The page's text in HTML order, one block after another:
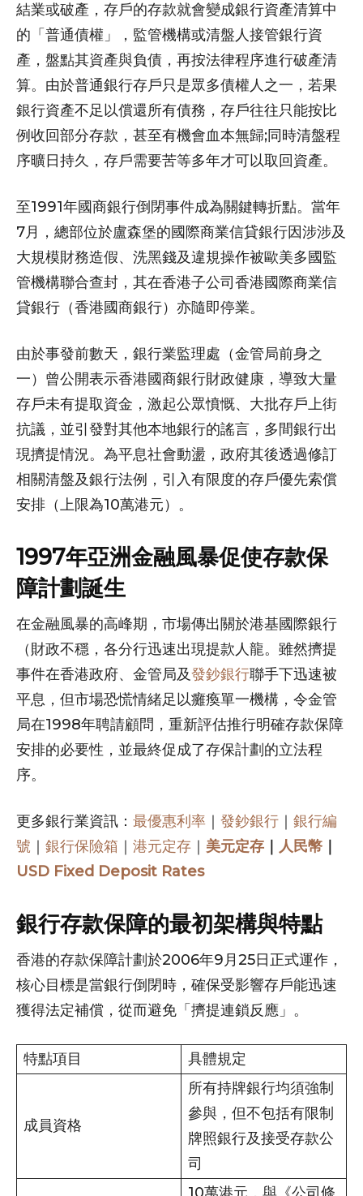
結業或破產，存戶的存款就會變成銀行資產清算中
的「普通債權」，監管機構或清盤人接管銀行資
產，盤點其資產與負債，再按法律程序進行破產清
算。由於普通銀行存戶只是眾多債權人之一，若果
銀行資產不足以償還所有債務，存戶往往只能按比
例收回部分存款，甚至有機會血本無歸;同時清盤程
序曠日持久，存戶需要苦等多年才可以取回資產。
至1991年國商銀行倒閉事件成為關鍵轉折點。當年
7月，總部位於盧森堡的國際商業信貸銀行因涉涉及
大規模財務造假、洗黑錢及違規操作被歐美多國監
管機構聯合查封，其在香港子公司香港國際商業信
貸銀行（香港國商銀行）亦隨即停業。
由於事發前數天，銀行業監理處（金管局前身之
一）曾公開表示香港國商銀行財政健康，導致大量
存戶未有提取資金，激起公眾憤慨、大批存戶上街
抗議，並引發對其他本地銀行的謠言，多間銀行出
現擠提情況。為平息社會動盪，政府其後透過修訂
相關清盤及銀行法例，引入有限度的存戶優先索償
安排（上限為10萬港元）。
1997年亞洲金融風暴促使存款保
障計劃誕生
在金融風暴的高峰期，市場傳出關於港基國際銀行
（財政不穩，各分行迅速出現提款人龍。雖然擠提
事件在香港政府、金管局及發鈔銀行聯手下迅速被
平息，但市場恐慌情緒足以癱瘓單一機構，令金管
局在1998年聘請顧問，重新評估推行明確存款保障
安排的必要性，並最終促成了存保計劃的立法程
序。
更多銀行業資訊： 最優惠利率 ｜ 發鈔銀行 ｜ 銀行編
號 ｜ 銀行保險箱 ｜ 港元定存 ｜ 美元定存 人民幣
USD Fixed Deposit Rates
銀行存款保障的最初架構與特點
香港的存款保障計劃於2006年9月25日正式運作，
核心目標是當銀行倒閉時，確保受影響存戶能迅速
獲得法定補償，從而避免「擠提連鎖反應」。
特點項目 具體規定
成員資格
所有持牌銀行均須強制
參與，但不包括有限制
牌照銀行及接受存款公
司